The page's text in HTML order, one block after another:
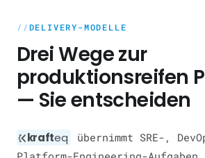
DELIVERY-MODELLE
Drei Wege zur
produktionsreifen
— Sie entscheiden
krafteq
übernimmt SRE-,